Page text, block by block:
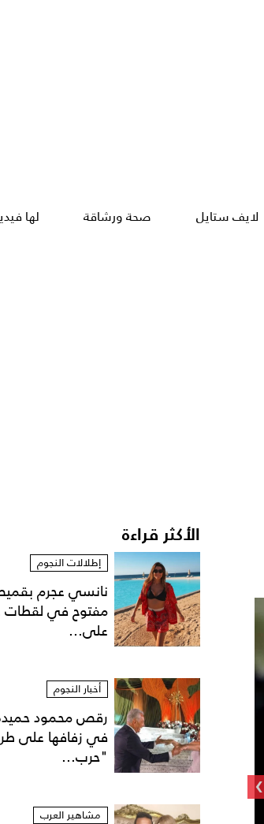
لايف ستايل صحة ورشاقة لها
›
الأكثر قراءة
إطلالات النجوم
نانسي عجرم
مفتوح في لقطات
على...
أخبار النجوم
رقص محمود حميدة
في زفافها على
"حرب...
مشاهير العرب